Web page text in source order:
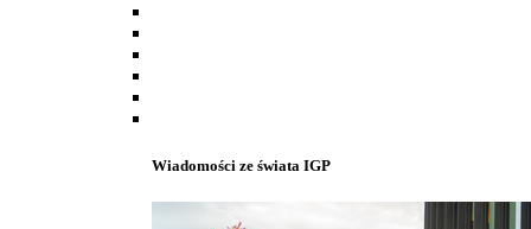
Wiadomości ze świata IGP